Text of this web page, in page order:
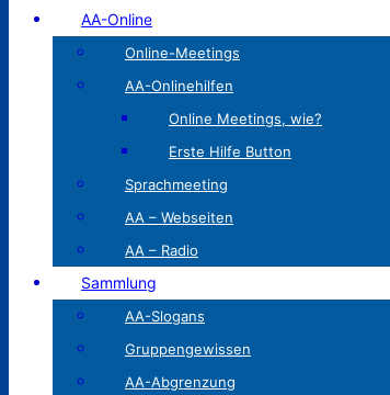
AA-Online
Online-Meetings
AA-Onlinehilfen
Online Meetings, wie?
Erste Hilfe Button
Sprachmeeting
AA – Webseiten
AA – Radio
Sammlung
AA-Slogans
Gruppengewissen
AA-Abgrenzung